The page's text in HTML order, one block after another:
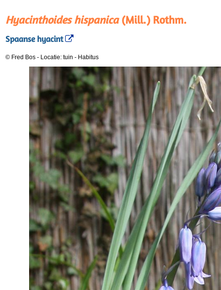
Hyacinthoides hispanica(Mill.) Rothm.
Spaanse hyacint
© Fred Bos - Locatie: tuin - Habitus